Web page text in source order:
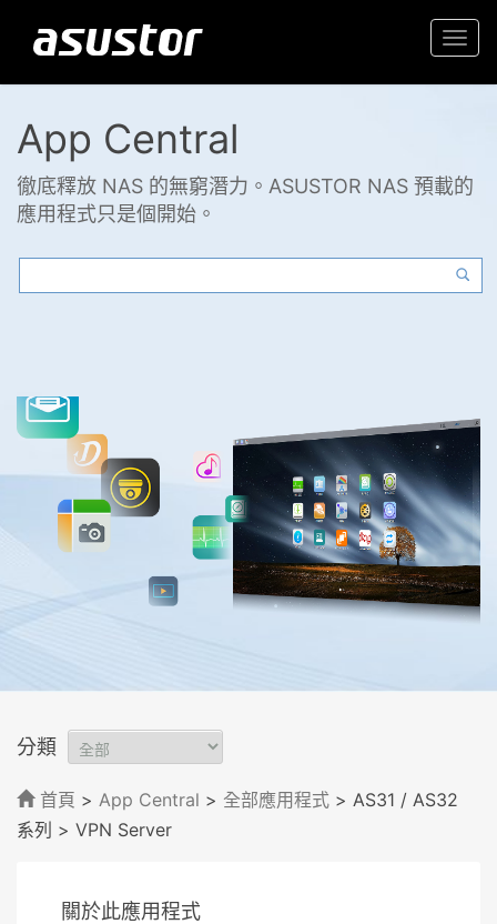
App Central
徹底釋放 NAS 的無窮潛力。ASUSTOR NAS 預載的
應用程式只是個開始。
分類
首頁 > App Central > 全部應用程式 > AS31 / AS32
系列 > VPN Server
關於此應用程式